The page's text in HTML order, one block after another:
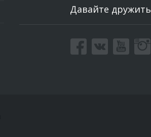
Давайте дружить